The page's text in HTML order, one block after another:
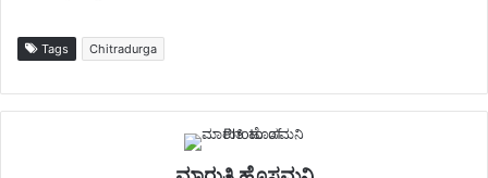
Tags Chitradurga